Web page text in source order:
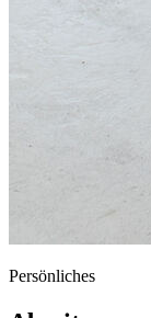
Persönliches